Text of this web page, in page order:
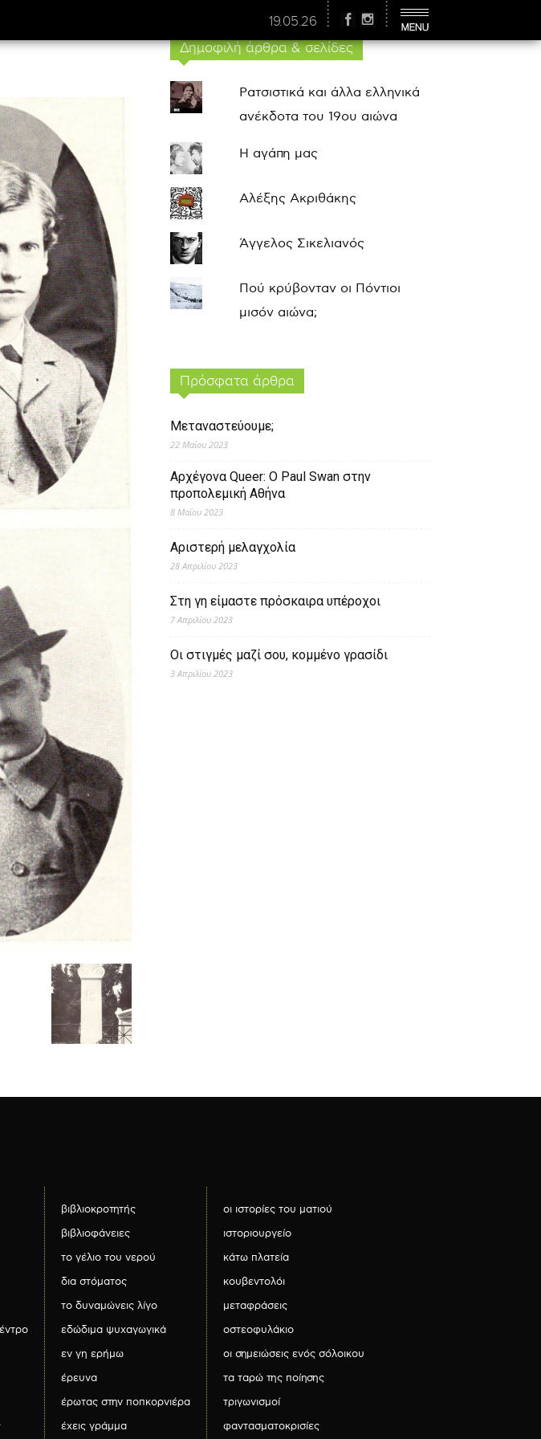
19.05.26
Δημοφιλή άρθρα & σελίδες
Ρατσιστικά και άλλα ελληνικά
ανέκδοτα του 19ου αιώνα
Η αγάπη μας
Αλέξης Ακριθάκης
Άγγελος Σικελιανός
Πού κρύβονταν οι Πόντιοι
μισόν αιώνα;
Πρόσφατα άρθρα
Μεταναστεύουμε;
22 Μαΐου 2023
Αρχέγονα Queer: O Paul Swan στην
προπολεμική Αθήνα
8 Μαΐου 2023
Αριστερή μελαγχολία
28 Απριλίου 2023
Στη γη είμαστε πρόσκαιρα υπέροχοι
7 Απριλίου 2023
Οι στιγμές μαζί σου, κομμένο γρασίδι
3 Απριλίου 2023
βιβλιοκροτητής
βιβλιοφάνειες
το γέλιο του νερού
δια στόματος
το δυναμώνεις λίγο
εδώδιμα ψυχαγωγικά
εν γη ερήμω
έρευνα
έρωτας στην ποπκορνιέρα
έχεις γράμμα
οι ιστορίες του ματιού
ιστοριουργείο
κάτω πλατεία
κουβεντολόι
μεταφράσεις
οστεοφυλάκιο
οι σημειώσεις ενός σόλοικου
τα ταρώ της ποίησης
τριγωνισμοί
φαντασματοκρισίες